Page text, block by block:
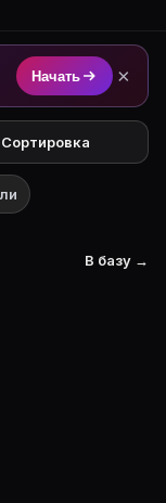
Начать ×
Сортировка
В базу →